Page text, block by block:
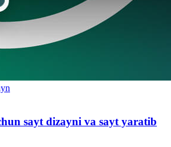
sayt dizayni va sayt yaratib